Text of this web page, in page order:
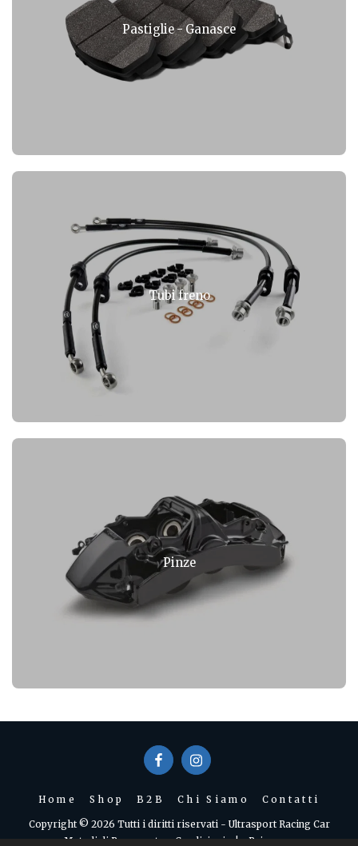
Pastiglie - Ganasce
Tubi freno
Pinze
Home Shop B2B Chi Siamo Contatti
Copyright © 2026 Tutti i diritti riservati - Ultrasport Racing Car
Metodi di Pagamento e Condizioni|Privacy